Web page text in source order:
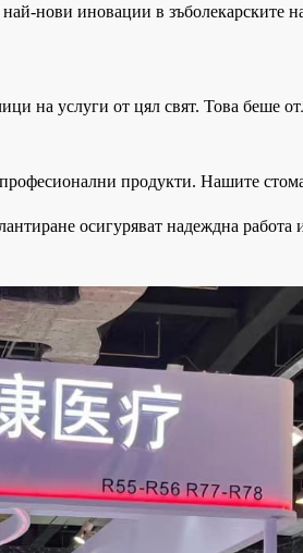
нови иновации в зъболекарските
на услуги от цял ​​свят. Това беше
продукти. Нашите
осигуряват надеждна работа